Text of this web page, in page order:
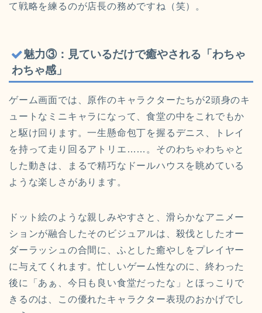
て戦略を練るのが店長の務めですね（笑）。
魅力③：見ているだけで癒やされる「わちゃ
わちゃ感」
ゲーム画面では、原作のキャラクターたちが2頭身のキ
ュートなミニキャラになって、食堂の中をこれでもか
と駆け回ります。一生懸命包丁を握るデニス、トレイ
を持って走り回るアトリエ……。そのわちゃわちゃと
した動きは、まるで精巧なドールハウスを眺めている
ような楽しさがあります。
ドット絵のような親しみやすさと、滑らかなアニメー
ションが融合したそのビジュアルは、殺伐としたオー
ダーラッシュの合間に、ふとした癒やしをプレイヤー
に与えてくれます。忙しいゲーム性なのに、終わった
後に「あぁ、今日も良い食堂だったな」とほっこりで
きるのは、この優れたキャラクター表現のおかげでし